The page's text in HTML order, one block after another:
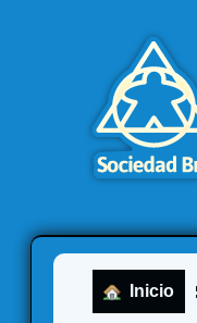
Inicio